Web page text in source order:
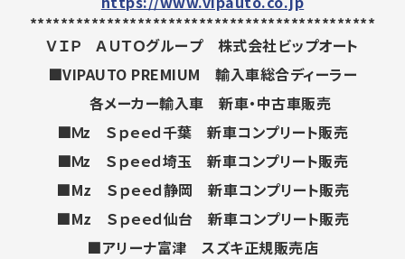
*********************************************
ＶＩＰ ＡＵＴＯグループ 株式会社ビップオート
■VIPAUTO PREMIUM 輸入車総合ディーラー
各メーカー輸入車 新車・中古車販売
■Ｍz Ｓｐｅｅｄ千葉 新車コンプリート販売
■Ｍz Ｓｐｅｅｄ埼玉 新車コンプリート販売
■Mz Ｓｐｅｅｄ静岡 新車コンプリート販売
■Mz Ｓｐｅｅｄ仙台 新車コンプリート販売
■アリーナ富津 スズキ正規販売店